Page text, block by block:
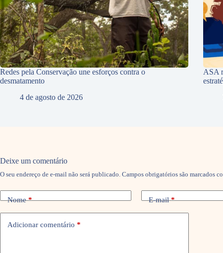
Redes pela Conservação une esforços contra o
desmatamento
4 de agosto de 2026
ASA
Deixe um comentário
O seu endereço de e-mail não será publicado. Campos obrigatórios são marcados
Nome* E-mail*
Adicionar comentário *